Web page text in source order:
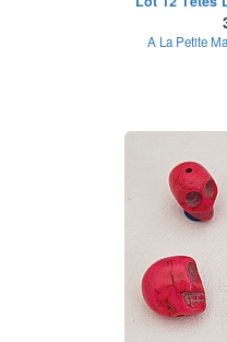
A La Petite